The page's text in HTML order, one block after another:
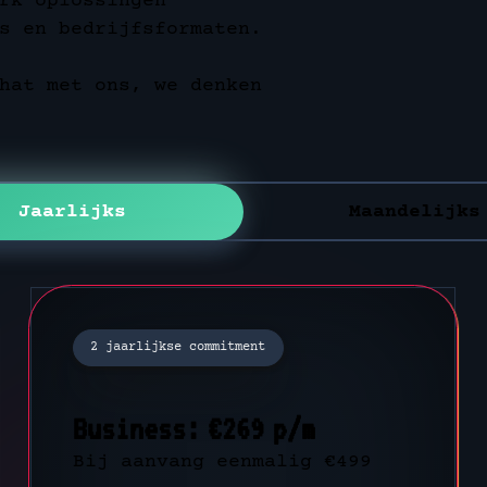
en bedrijfsformaten.
met ons, we denken
Jaarlijks Maandelijks
2 jaarlijkse commitment
Business: €229 p/m
2 jaarlijkse commitment
Business: €269 p/m
Bij aanvang eenmalig €499